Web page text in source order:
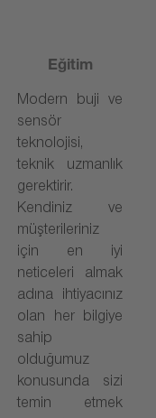
Eğitim
Modern buji ve
sensör
teknolojisi,
teknik uzmanlık
gerektirir.
Kendiniz ve
müşterileriniz
için en iyi
neticeleri almak
adına ihtiyacınız
olan her bilgiye
sahip
olduğumuz
konusunda sizi
temin etmek